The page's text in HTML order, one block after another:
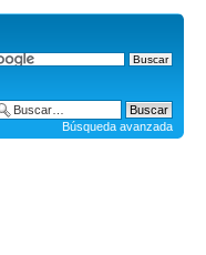
Búsqueda avanzada